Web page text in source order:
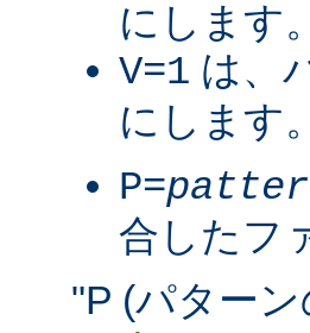
にします。
V=1 は、
にします。
P=
合したフ
"P (パター